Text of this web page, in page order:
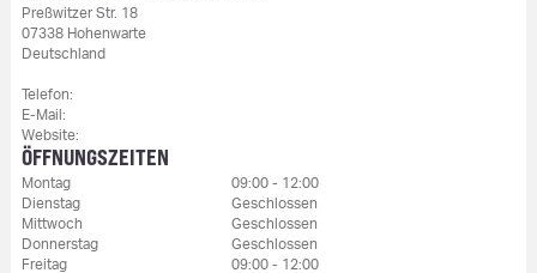
Preßwitzer Str. 18
07338 Hohenwarte
Deutschland
Telefon:
E-Mail:
Website:
ÖFFNUNGSZEITEN
Montag
09:00 - 12:00
Dienstag
Geschlossen
Mittwoch
Geschlossen
Donnerstag
Geschlossen
Freitag
09:00 - 12:00